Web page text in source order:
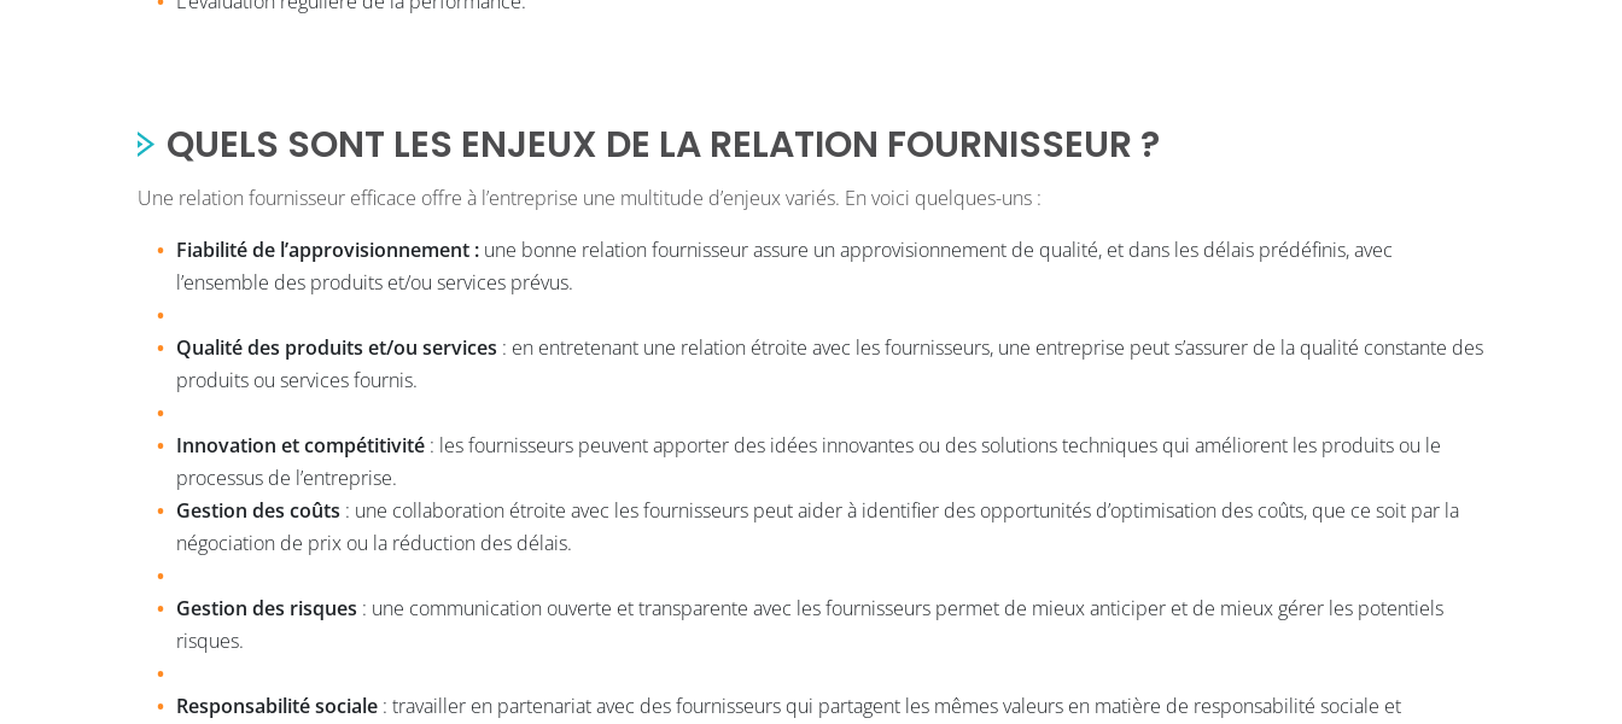
QUELS SONT LES ENJEUX DE LA RELATION FOURNISSEUR ?
Une relation fournisseur efficace offre à l’entreprise une multitude d’enjeux variés. En voici quelques-uns :
Fiabilité de l’approvisionnement : une bonne relation fournisseur assure un approvisionnement de qualité, et dans les délais prédéfinis, avec
l’ensemble des produits et/ou services prévus.
Qualité des produits et/ou services : en entretenant une relation étroite avec les fournisseurs, une entreprise peut s’assurer de la qualité constante des
produits ou services fournis.
Innovation et compétitivité : les fournisseurs peuvent apporter des idées innovantes ou des solutions techniques qui améliorent les produits ou le
processus de l’entreprise.
Gestion des coûts : une collaboration étroite avec les fournisseurs peut aider à identifier des opportunités d’optimisation des coûts, que ce soit par la
négociation de prix ou la réduction des délais.
Gestion des risques : une communication ouverte et transparente avec les fournisseurs permet de mieux anticiper et de mieux gérer les potentiels
risques.
Responsabilité sociale : travailler en partenariat avec des fournisseurs qui partagent les mêmes valeurs en matière de responsabilité sociale et